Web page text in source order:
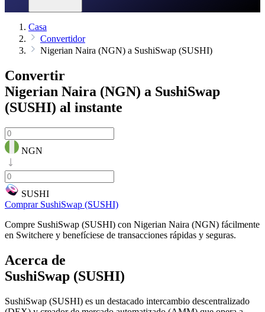
Casa
Convertidor
Nigerian Naira (NGN) a SushiSwap (SUSHI)
Convertir
Nigerian Naira (NGN) a SushiSwap
(SUSHI) al instante
NGN
SUSHI
Comprar SushiSwap (SUSHI)
Compre SushiSwap (SUSHI) con Nigerian Naira (NGN) fácilmente
en Switchere y benefíciese de transacciones rápidas y seguras.
Acerca de
SushiSwap (SUSHI)
SushiSwap (SUSHI) es un destacado intercambio descentralizado